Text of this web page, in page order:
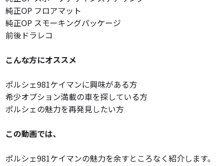
純正OP フロアマット
純正OP スモーキングパッケージ
前後ドラレコ
こんな方にオススメ
ポルシェ981ケイマンに興味がある方
希少オプション満載の車を探している方
ポルシェの魅力を再発見したい方
この動画では、
ポルシェ981ケイマンの魅力を余すところなく紹介します。